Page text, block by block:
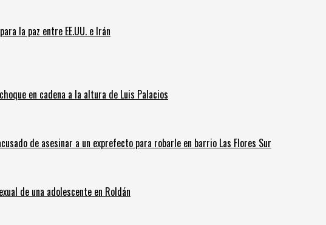
la paz entre EE.UU. e Irán
en cadena a la altura de Luis Palacios
de asesinar a un exprefecto para robarle en barrio Las Flores Sur
de una adolescente en Roldán